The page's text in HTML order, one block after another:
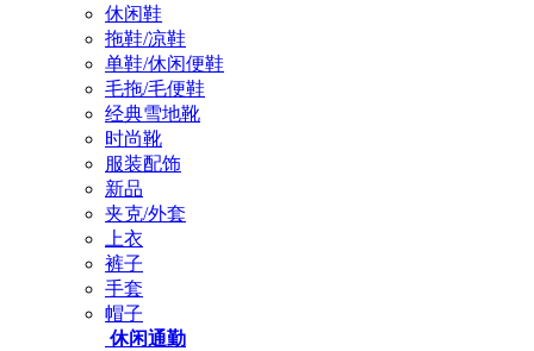
休闲鞋
拖鞋/凉鞋
单鞋/休闲便鞋
毛拖/毛便鞋
经典雪地靴
时尚靴
服装配饰
新品
夹克/外套
上衣
裤子
手套
帽子
休闲通勤